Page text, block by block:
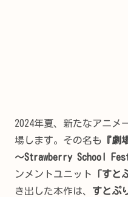
2024年夏、新たなアニメ
場します。その名も
『劇
～Strawberry School
ンメントユニット
「すと
き出した本作は、 すとぷ